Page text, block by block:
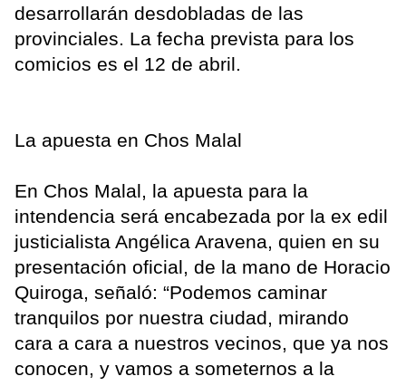
desarrollarán desdobladas de las
provinciales. La fecha prevista para los
comicios es el 12 de abril.
La apuesta en Chos Malal
En Chos Malal, la apuesta para la
intendencia será encabezada por la ex edil
justicialista Angélica Aravena, quien en su
presentación oficial, de la mano de Horacio
Quiroga, señaló: “Podemos caminar
tranquilos por nuestra ciudad, mirando
cara a cara a nuestros vecinos, que ya nos
conocen, y vamos a someternos a la